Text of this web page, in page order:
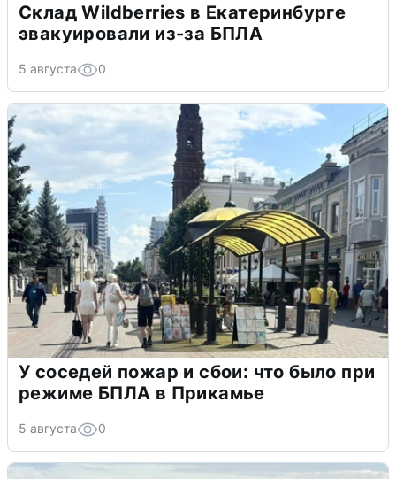
Склад Wildberries в Екатеринбурге
эвакуировали из-за БПЛА
5 августа 0
У соседей пожар и сбои: что было при
режиме БПЛА в Прикамье
5 августа 0